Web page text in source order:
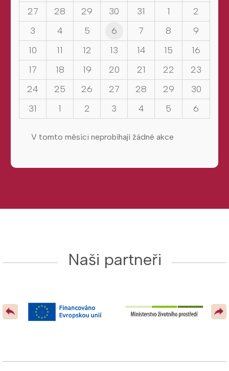
27
28 29 30 31 1
2
3
4 5 6 7 8
9
10
11 12 13 14 15
16
17
18 19 20 21 22
23
24
25 26 27 28 29
30
31
1 2 3 4 5 6
V tomto měsíci neprobíhají žádné akce
Naši partneři